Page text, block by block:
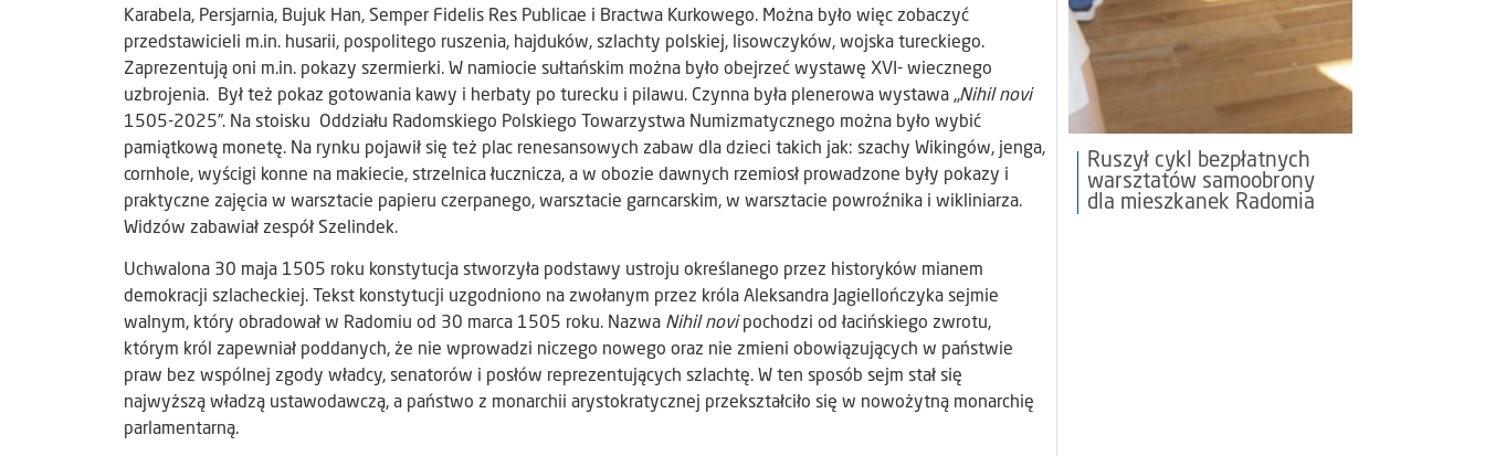
Karabela, Persjarnia, Bujuk Han, Semper Fidelis Res Publicae i Bractwa Kurkowego. Można było więc zobaczyć
przedstawicieli m.in. husarii, pospolitego ruszenia, hajduków, szlachty polskiej, lisowczyków, wojska tureckiego.
Zaprezentują oni m.in. pokazy szermierki. W namiocie sułtańskim można było obejrzeć wystawę XVI- wiecznego
uzbrojenia. Był też pokaz gotowania kawy i herbaty po turecku i pilawu. Czynna była plenerowa wystawa „Nihil novi
1505-2025”. Na stoisku Oddziału Radomskiego Polskiego Towarzystwa Numizmatycznego można było wybić
pamiątkową monetę. Na rynku pojawił się też plac renesansowych zabaw dla dzieci takich jak: szachy Wikingów, jenga,
cornhole, wyścigi konne na makiecie, strzelnica łucznicza, a w obozie dawnych rzemiosł prowadzone były pokazy i
praktyczne zajęcia w warsztacie papieru czerpanego, warsztacie garncarskim, w warsztacie powroźnika i wikliniarza.
Widzów zabawiał zespół Szelindek.
Uchwalona 30 maja 1505 roku konstytucja stworzyła podstawy ustroju określanego przez historyków mianem
demokracji szlacheckiej. Tekst konstytucji uzgodniono na zwołanym przez króla Aleksandra Jagiellończyka sejmie
walnym, który obradował w Radomiu od 30 marca 1505 roku. Nazwa Nihil novipochodzi od łacińskiego zwrotu,
którym król zapewniał poddanych, że nie wprowadzi niczego nowego oraz nie zmieni obowiązujących w państwie
praw bez wspólnej zgody władcy, senatorów i posłów reprezentujących szlachtę. W ten sposób sejm stał się
najwyższą władzą ustawodawczą, a państwo z monarchii arystokratycznej przekształciło się w nowożytną monarchię
parlamentarną.
Ruszył cykl bezpłatnych
warsztatów samoobrony
dla mieszkanek Radomia